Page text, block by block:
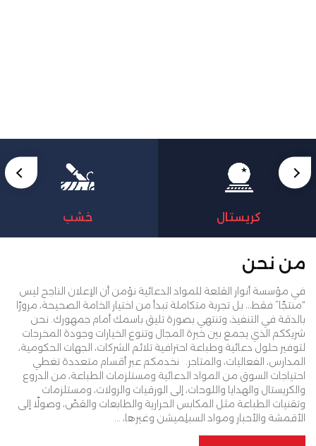
خشب كريستال
من نحن
في مؤسسة أنوار القلعة للمواد الدعائية نؤمن أن الإعلان الناجح ليس
“منتجًا” فقط… بل تجربة متكاملة تبدأ من اختيار الخامة الصحيحة، مرورًا
بالدقة في التنفيذ، وتنتهي بصورة تليق باسمك أمام جمهورك. نحن
شريككم الذي يجمع بين خبرة المجال وتنوع الخيارات وجودة المخرجات
لتوفير حلول دعائية وطباعة احترافية تلائم الشركات، الجهات الحكومية،
المدارس، الفعاليات، والمتاجر.
نخدمكم عبر أقسام متعددة تغطي
احتياجات السوق من المواد الدعائية ومستلزمات الطباعة، من الدروع
والكريستال والهدايا واللوحات، إلى الورقيات والرولات، ومستلزمات
وتقنيات الطباعة مثل المكابس الحرارية والطابعات والقصّ، وصولًا إلى
الأقمشة والأحبار ومواد السبلِميشن وغيرها، ...